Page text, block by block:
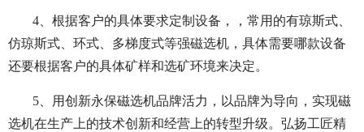
4、根据客户的具体要求定制设备，，常用的有琼斯式、
仿琼斯式、环式、多梯度式等强磁选机，具体需要哪款设备
还要根据客户的具体矿样和选矿环境来决定。
5、用创新永保磁选机品牌活力，以品牌为导向，实现磁
选机在生产上的技术创新和经营上的转型升级。弘扬工匠精